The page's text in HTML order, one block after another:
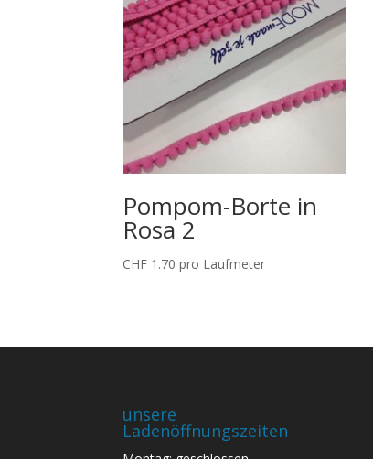
Pompom-Borte in
Rosa 2
CHF 1.70 pro Laufmeter
unsere
Ladenöffnungszeiten